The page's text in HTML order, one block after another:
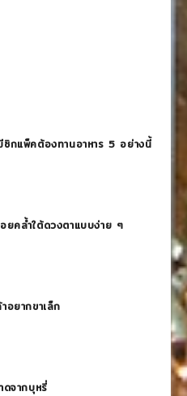
กแพ็คต้องทานอาหาร 5 อย่างนี้
ยคล้ำใต้ดวงตาแบบง่าย ๆ
อยากขาเล็ก
ดจากบุหรี่